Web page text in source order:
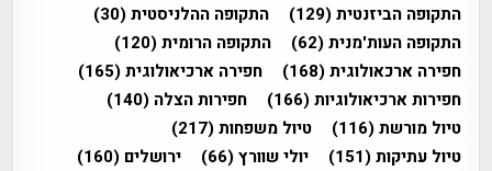
התקופה הביזנטית(129) התקופה ההלניסטית(30)
התקופה העות'מנית(62) התקופה הרומית(120)
חפירה ארכאולוגית(168) חפירה ארכיאולוגית(165)
חפירות ארכיאולוגיות(166) חפירות הצלה (140)
טיול מורשת(116) טיול משפחות(217)
טיול עתיקות(151) יולי שוורץ(66) ירושלים (160)